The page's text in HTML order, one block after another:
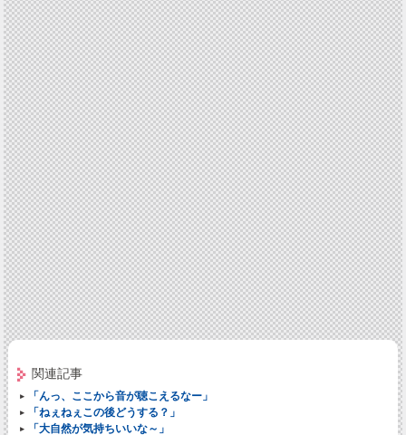
関連記事
「んっ、ここから音が聴こえるなー」
「ねぇねぇこの後どうする？」
「大自然が気持ちいいな～」